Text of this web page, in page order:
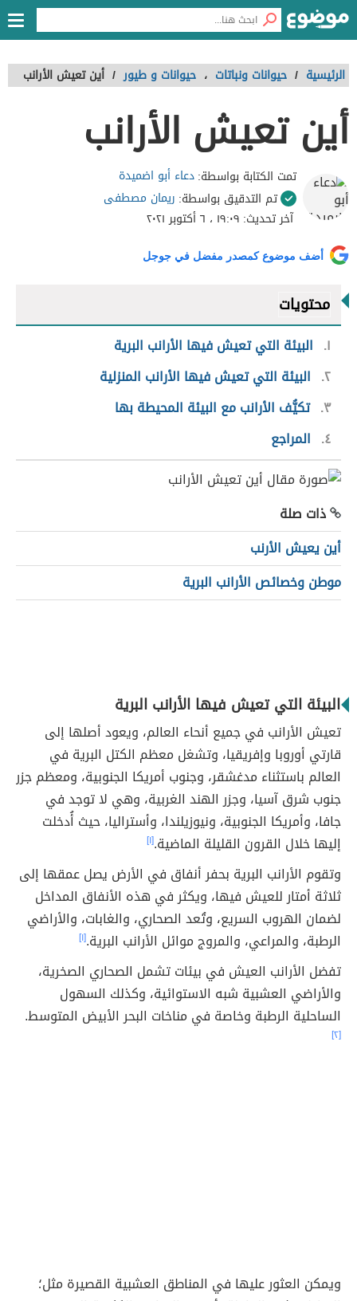
الرئيسية / حيوانات ونباتات ، حيوانات و طيور / أين تعيش الأرانب
أين تعيش الأرانب
تمت الكتابة بواسطة:دعاء أبو اضميدة
تم التدقيق بواسطة: ريمان مصطفى
آخر تحديث: ١٩:٠٩ ، ٦ أكتوبر ٢٠٢١
أضف موضوع كمصدر مفضل في جوجل
محتويات
١
البيئة التي تعيش فيها الأرانب البرية
٢ البيئة التي تعيش فيها الأرانب المنزلية
٣ تكيُّف الأرانب مع البيئة المحيطة بها
٤
المراجع
ذات صلة
أين يعيش الأرنب
موطن وخصائص الأرانب البرية
البيئة التي تعيش فيها الأرانب البرية
تعيش الأرانب في جميع أنحاء العالم، ويعود أصلها إلى
قارتي أوروبا وإفريقيا، وتشغل معظم الكتل البرية في
العالم باستثناء مدغشقر، وجنوب أمريكا الجنوبية، ومعظم جزر
جنوب شرق آسيا، وجزر الهند الغربية، وهي لا توجد في
جافا، وأمريكا الجنوبية، ونيوزيلندا، وأستراليا، حيث أُدخلت
إليها خلال القرون القليلة الماضية.[١]
وتقوم الأرانب البرية بحفر أنفاق في الأرض يصل عمقها إلى
ثلاثة أمتار للعيش فيها، ويكثر في هذه الأنفاق المداخل
لضمان الهروب السريع، وتُعد الصحاري، والغابات، والأراضي
الرطبة، والمراعي، والمروج موائل الأرانب البرية.[١]
تفضل الأرانب العيش في بيئات تشمل الصحاري الصخرية،
والأراضي العشبية شبه الاستوائية، وكذلك السهول
الساحلية الرطبة وخاصة في مناخات البحر الأبيض المتوسط.
[٢]
ويمكن العثور عليها في المناطق العشبية القصيرة مثل؛